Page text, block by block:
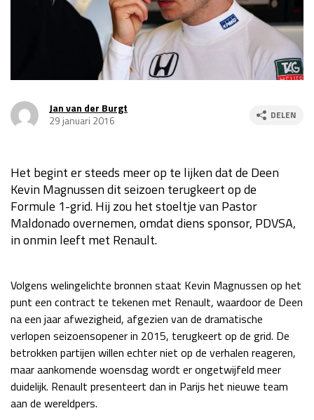
za 13:00 - 15:00
GP VERENIGDE STATEN 2026 23 - 25 okt
GP MEXICO 2026
Kwalificatie
za 22:00 - 23:00
Race
zo 21:00 - 23:00
GP SÃO PAULO 2026 06 - 08 nov
Kwalificatie
za 19:00 - 20:00
Race
zo 18:00 - 20:00
LAS VEGAS GRAND PRIX 2026 20 - 22 nov
Kwalificatie
za 05:00 - 06:00
Race
zo 05:00 - 07:00
GP ABU DHABI 2026 04 - 06 dec
Kwalificatie
Jan van der Burgt
29 januari 2016
DELEN
Het begint er steeds meer op te lijken dat de Deen
Kevin Magnussen dit seizoen terugkeert op de
Formule 1-grid. Hij zou het stoeltje van Pastor
Maldonado overnemen, omdat diens sponsor, PDVSA,
in onmin leeft met Renault.
Volgens welingelichte bronnen staat Kevin Magnussen op het
punt een contract te tekenen met Renault, waardoor de Deen
na een jaar afwezigheid, afgezien van de dramatische
verlopen seizoensopener in 2015, terugkeert op de grid. De
betrokken partijen willen echter niet op de verhalen reageren,
maar aankomende woensdag wordt er ongetwijfeld meer
duidelijk. Renault presenteert dan in Parijs het nieuwe team
aan de wereldpers.